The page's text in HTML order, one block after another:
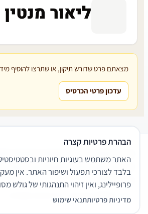
ליאור מנטין
מצאתם פרט שדורש תיקון, או שתרצו להוסיף
עדכון פרטי הכרטיס
שירותים משפטיים
דרושים צור קשר
תנאי שימוש
© 2026 הפירמה. כל הזכויות שמורות.
הבהרת פרטיות קצרה
האתר משתמש בעוגיות חיוניות
בלבד לצורכי תפעול ושיפור האתר. אין
פרופיילינג, ואין זיהוי התנהגותי של גולש
מדיניות פרטיותתנאי שימוש